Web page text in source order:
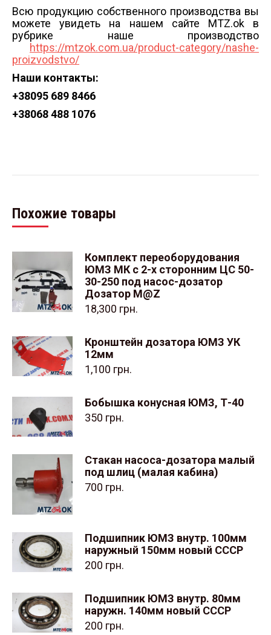
Всю продукцию собственного производства вы
можете увидеть на нашем сайте MTZ.ok в
рубрике наше производство
https://mtzok.com.ua/product-category/nashe-
proizvodstvo/
Наши контакты:
+38095 689 8466
+38068 488 1076
Похожие товары
Комплект переоборудования
ЮМЗ МК с 2-х сторонним ЦС 50-
30-250 под насос-дозатор
Дозатор M@Z
18,300 грн.
Кронштейн дозатора ЮМЗ УК
12мм
1,100 грн.
Бобышка конусная ЮМЗ, Т-40
350 грн.
Стакан насоса-дозатора малый
под шлиц (малая кабина)
700 грн.
Подшипник ЮМЗ внутр. 100мм
наружный 150мм новый СССР
200 грн.
Подшипник ЮМЗ внутр. 80мм
наружн. 140мм новый СССР
200 грн.